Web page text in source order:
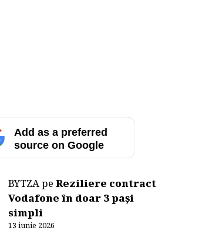
Add as a preferred
source on Google
BYTZApeReziliere contract
Vodafone în doar 3 pași
simpli
13 iunie 2026